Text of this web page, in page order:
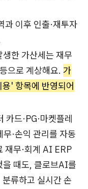
과 이후 인출·재투자
한 가산세는 재무
으로 계상해요. 가
' 항목에 반영되어
카드·PG·마켓플레
·손익 관리를 자동
재무·회계 AI ERP
을 때도, 클로브AI를
류하고 실시간 손